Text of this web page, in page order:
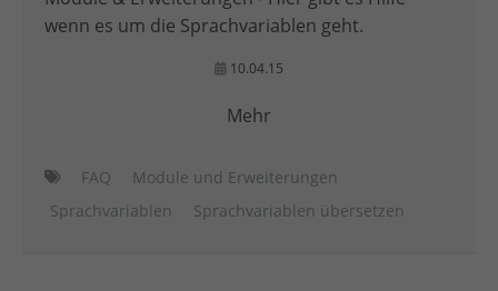
wenn es um die Sprachvariablen geht.
10.04.15
Mehr
FAQ
Module und Erweiterungen
Sprachvariablen
Sprachvariablen übersetzen